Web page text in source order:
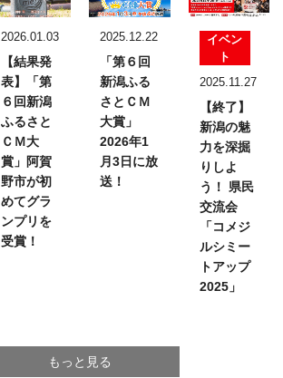
2026.01.03
【結果発
表】
「第
６回新潟
ふるさと
ＣＭ大
賞」 阿賀
野市が初
めてグラ
ンプリを
受賞！
2025.12.22
「第６回
新潟ふる
さとＣＭ
大賞」
2026年1
月3日に放
送！
イベン
ト
2025.11.27
【終了】
新潟の魅
力を深掘
りしよ
う！ 県民
交流会
「コメジ
ルシミー
トアップ
2025」
もっと見る